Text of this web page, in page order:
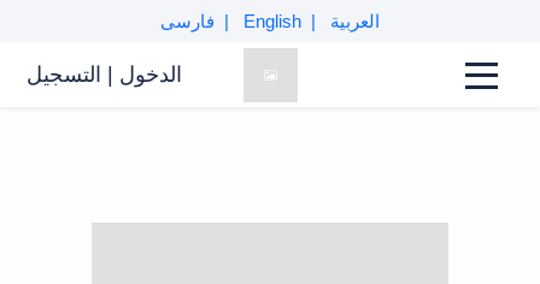
العربية English فارسی
الدخول | التسجیل